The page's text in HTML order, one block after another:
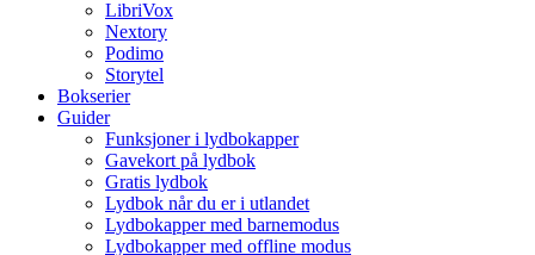
LibriVox
Nextory
Podimo
Storytel
Bokserier
Guider
Funksjoner i lydbokapper
Gavekort på lydbok
Gratis lydbok
Lydbok når du er i utlandet
Lydbokapper med barnemodus
Lydbokapper med offline modus